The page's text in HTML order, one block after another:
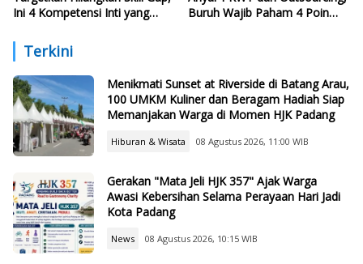
Ini 4 Kompetensi Inti yang
Buruh Wajib Paham 4 Poin
Terkini
Menikmati Sunset at Riverside di Batang Arau,
100 UMKM Kuliner dan Beragam Hadiah Siap
Memanjakan Warga di Momen HJK Padang
Hiburan & Wisata 08 Agustus 2026, 11:00 WIB
Gerakan "Mata Jeli HJK 357" Ajak Warga
Awasi Kebersihan Selama Perayaan Hari Jadi
Kota Padang
News 08 Agustus 2026, 10:15 WIB